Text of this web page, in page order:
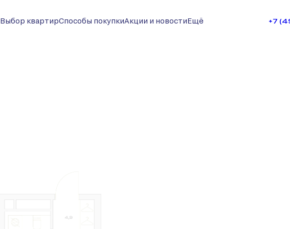
Выбор квартирСпособы покупкиАкции и новостиЕщё +7